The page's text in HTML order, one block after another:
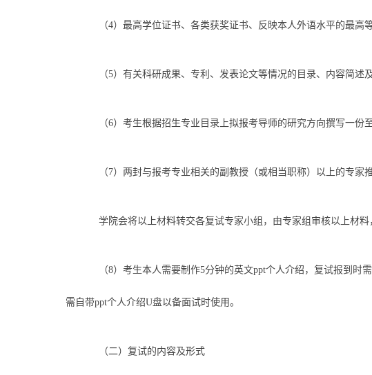
（4）最高学位证书、各类获奖证书、反映本人外语水平的最高
（5）有关科研成果、专利、发表论文等情况的目录、内容简述
（6）考生根据招生专业目录上拟报考导师的研究方向撰写一份
（7）两封与报考专业相关的副教授（或相当职称）以上的专家
学院会将以上材料转交各复试专家小组，由专家组审核以上材
（8）考生本人需要制作5分钟的英文ppt个人介绍，复试报到
需自带ppt个人介绍U盘以备面试时使用。
（二）复试的内容及形式